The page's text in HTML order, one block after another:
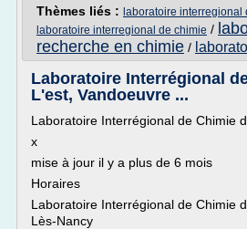
Thèmes liés : laboratoire interregional
laboratoire interregional de chimie /
recherche en chimie /
Laboratoire Interrégional
L'est, Vandoeuvre ...
Laboratoire Interrégional de Chimie
x
mise à jour il y a plus de 6 mois
Horaires
Laboratoire Interrégional de Chimie
Lès-Nancy